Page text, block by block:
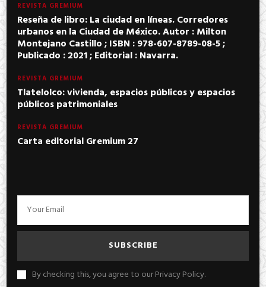
REVISTA GREMIUM
Reseña de libro: La ciudad en líneas. Corredores
urbanos en la Ciudad de México. Autor : Milton
Montejano Castillo ; ISBN : 978-607-8789-08-5 ;
Publicado : 2021 ; Editorial : Navarra.
REVISTA GREMIUM
Tlatelolco: vivienda, espacios públicos y espacios
públicos patrimoniales
REVISTA GREMIUM
Carta editorial Gremium 27
By checking this, you agree to our Privacy Policy.